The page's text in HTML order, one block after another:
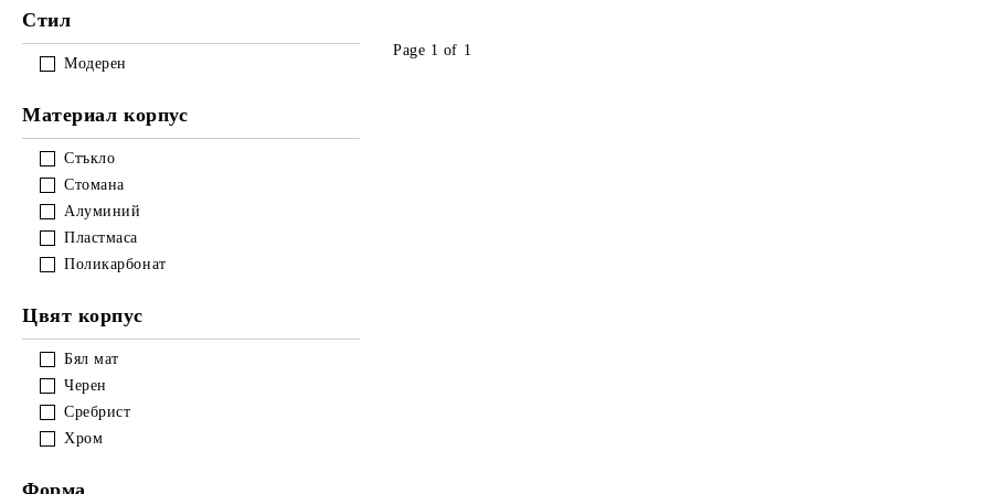
Стил
Модерен
Материал корпус
Стъкло
Стомана
Алуминий
Пластмаса
Поликарбонат
Цвят корпус
Бял мат
Черен
Сребрист
Хром
Форма
Page 1 of 1